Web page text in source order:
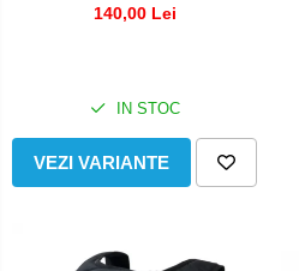
140,00 Lei
IN STOC
VEZI VARIANTE